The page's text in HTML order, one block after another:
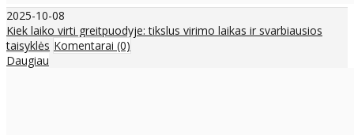
2025-10-08
Kiek laiko virti greitpuodyje: tikslus virimo laikas ir svarbiausios
taisyklės Komentarai (0)
Daugiau